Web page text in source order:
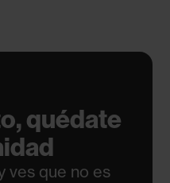
quédate
ves que no es